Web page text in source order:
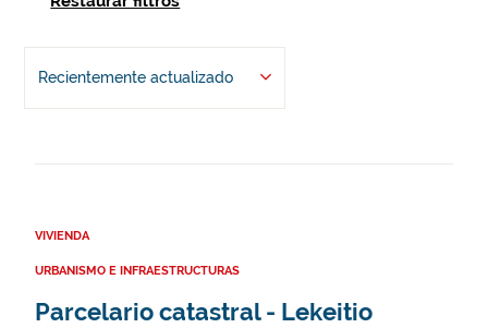
Recientemente actualizado
VIVIENDA
URBANISMO E INFRAESTRUCTURAS
Parcelario catastral - Lekeitio